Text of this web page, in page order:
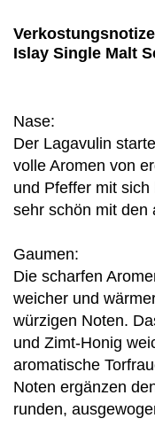
Islay Single Malt
Nase:
Der Lagavulin
volle Aromen von
und Pfeffer mit
sehr schön mit den
Gaumen:
Die scharfen
weicher und
würzigen Noten.
und Zimt-Honig
aromatische
Noten ergänzen
runden,